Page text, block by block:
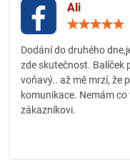
Ali
Dodání do druhého
zde skutečnost. Balíček
voňavý.. až mě mrzí, že
komunikace. Nemám
zákazníkovi.